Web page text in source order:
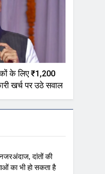
के लिए ₹1,200
खर्च पर उठे सवाल
दांतों की
का भी हो सकता है